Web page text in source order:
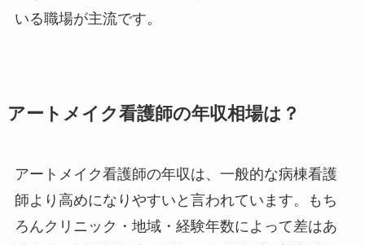
いる職場が主流です。
アートメイク看護師の年収相場は？
アートメイク看護師の年収は、一般的な病棟看護
師より高めになりやすいと言われています。もち
ろんクリニック・地域・経験年数によって差はあ